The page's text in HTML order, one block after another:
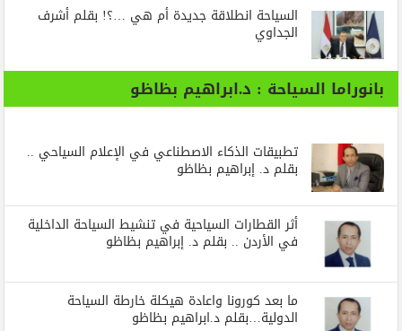
السياحة انطلاقة جديدة أم هي …؟! بقلم أشرف
الجداوي
بانوراما السياحة : د.ابراهيم بظاظو
تطبيقات الذكاء الاصطناعي في الإعلام السياحي ..
بقلم د. إبراهيم بظاظو
أثر القطارات السياحية في تنشيط السياحة الداخلية
في الأردن .. بقلم د. إبراهيم بظاظو
ما بعد كورونا واعادة هيكلة خارطة السياحة
الدولية…بقلم د.ابراهيم بظاظو